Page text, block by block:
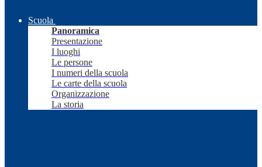
Scuola
Panoramica
Presentazione
I luoghi
Le persone
I numeri della scuola
Le carte della scuola
Organizzazione
La storia